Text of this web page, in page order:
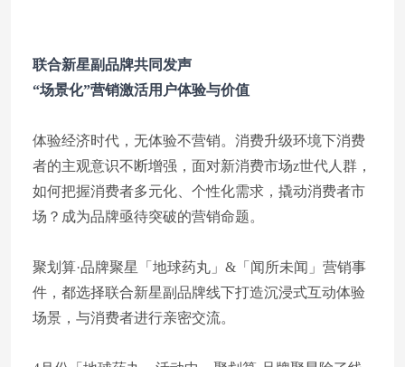
联合新星副品牌共同发声
“场景化”营销激活用户体验与价值
体验经济时代，无体验不营销。消费升级环境下消费
者的主观意识不断增强，面对新消费市场z世代人群，
如何把握消费者多元化、个性化需求，撬动消费者市
场？成为品牌亟待突破的营销命题。
聚划算·品牌聚星「地球药丸」&「闻所未闻」营销事
件，都选择联合新星副品牌线下打造沉浸式互动体验
场景，与消费者进行亲密交流。